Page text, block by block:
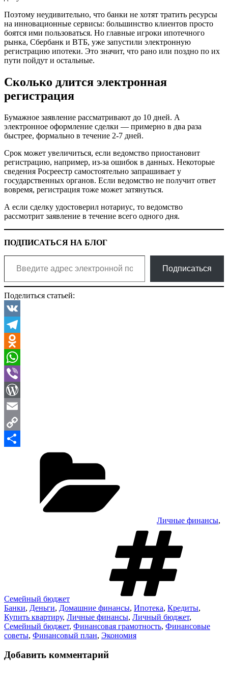
Поэтому неудивительно, что банки не хотят тратить ресурсы
на инновационные сервисы: большинство клиентов просто
боятся ими пользоваться. Но главные игроки ипотечного
рынка, Сбербанк и ВТБ, уже запустили электронную
регистрацию ипотеки. Это значит, что рано или поздно по их
пути пойдут и остальные.
Сколько длится электронная
регистрация
Бумажное заявление рассматривают до 10 дней. А
электронное оформление сделки — примерно в два раза
быстрее, формально в течение 2-7 дней.
Срок может увеличиться, если ведомство приостановит
регистрацию, например, из-за ошибок в данных. Некоторые
сведения Росреестр самостоятельно запрашивает у
государственных органов. Если ведомство не получит ответ
вовремя, регистрация тоже может затянуться.
А если сделку удостоверил нотариус, то ведомство
рассмотрит заявление в течение всего одного дня.
ПОДПИСАТЬСЯ НА БЛОГ
Введите адрес электронной почты…
Подписаться
Поделиться статьей:
VK
Telegram
Odnoklassniki
WhatsApp
Viber
WordPress
Email
Copy
Отправить
Личные финансы,
Семейный бюджет
Банки, Деньги, Домашние финансы, Ипотека, Кредиты,
Купить квартиру, Личные финансы, Личный бюджет,
Семейный бюджет, Финансовая грамотность, Финансовые
советы, Финансовый план, Экономия
Добавить комментарий